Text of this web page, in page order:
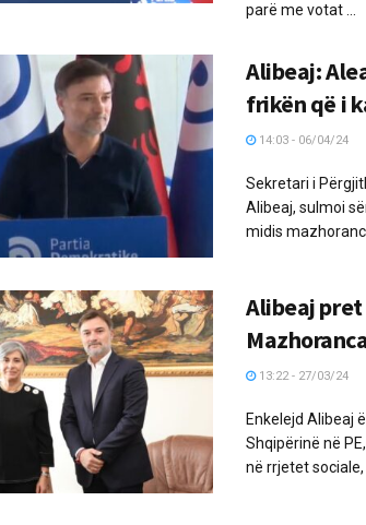
parë me votat ...
Alibeaj:
frikën që i
14:03 - 06/04/24
Sekretari i
Alibeaj, sulmoi
midis
Alibeaj pret
13:22 - 27/03/24
Enkelejd Alibeaj
Shqipërinë në
në rrjetet sociale,